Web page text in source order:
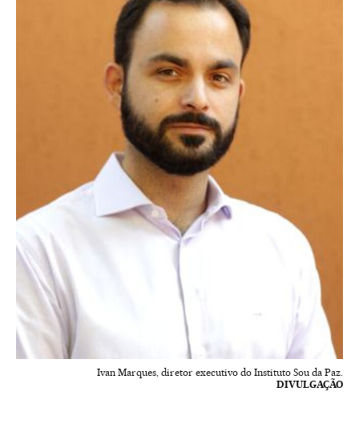
Ivan Marques, diretor executivo do Instituto Sou da Paz.
DIVULGAÇÃO